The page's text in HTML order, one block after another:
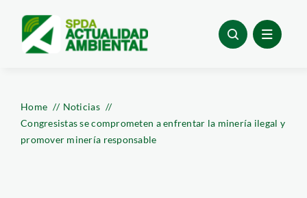
content
Home
Noticias
Congresistas se comprometen a enfrentar la minería ilegal y
promover minería responsable